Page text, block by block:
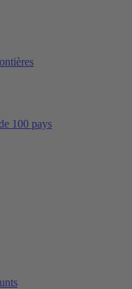
100 pays